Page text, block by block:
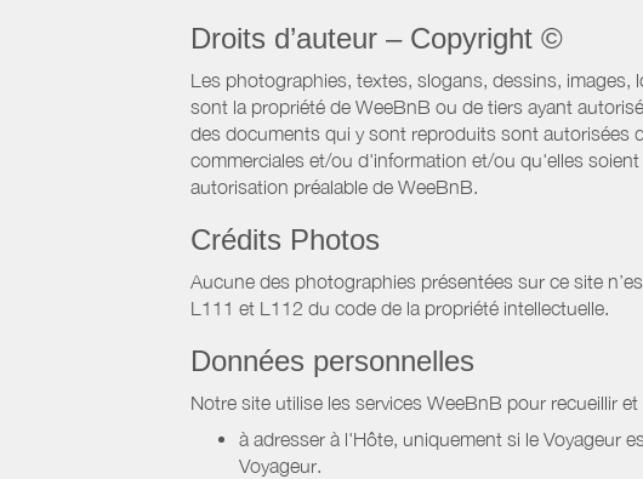
Droits d’auteur – Copyright ©
Les photographies, textes, slogans, dessins,
sont la propriété de WeeBnB ou de tiers ayant
des documents qui y sont reproduits sont autorisées
commerciales et/ou d'information et/ou qu'elles
autorisation préalable de WeeBnB.
Crédits Photos
Aucune des photographies présentées sur ce site
L111 et L112 du code de la propriété intellectuelle.
Données personnelles
Notre site utilise les services WeeBnB pour recueillir
à adresser à l'Hôte, uniquement si le Voyageur
Voyageur.